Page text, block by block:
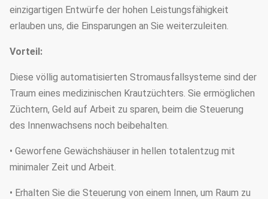
einzigartigen Entwürfe der hohen Leistungsfähigkeit
erlauben uns, die Einsparungen an Sie weiterzuleiten.
Vorteil:
Diese völlig automatisierten Stromausfallsysteme sind der
Traum eines medizinischen Krautzüchters. Sie ermöglichen
Züchtern, Geld auf Arbeit zu sparen, beim die Steuerung
des Innenwachsens noch beibehalten.
• Geworfene Gewächshäuser in hellen totalentzug mit
minimaler Zeit und Arbeit.
• Erhalten Sie die Steuerung von einem Innen, um Raum zu